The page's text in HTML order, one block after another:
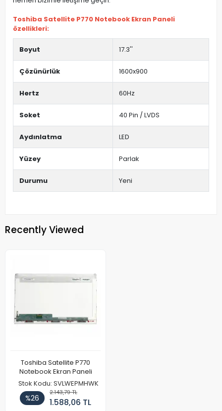
Toshiba Satellite P770 Notebook Ekran Paneli
özellikleri:
Boyut 17.3''
Çözünürlük 1600x900
Hertz 60Hz
Soket 40 Pin / LVDS
Aydınlatma LED
Yüzey Parlak
Durumu Yeni
Recently Viewed
Toshiba Satellite P770
Notebook Ekran Paneli
Stok Kodu: SVLWEPMHWK
%26
2.143,79 TL
1.588,06 TL